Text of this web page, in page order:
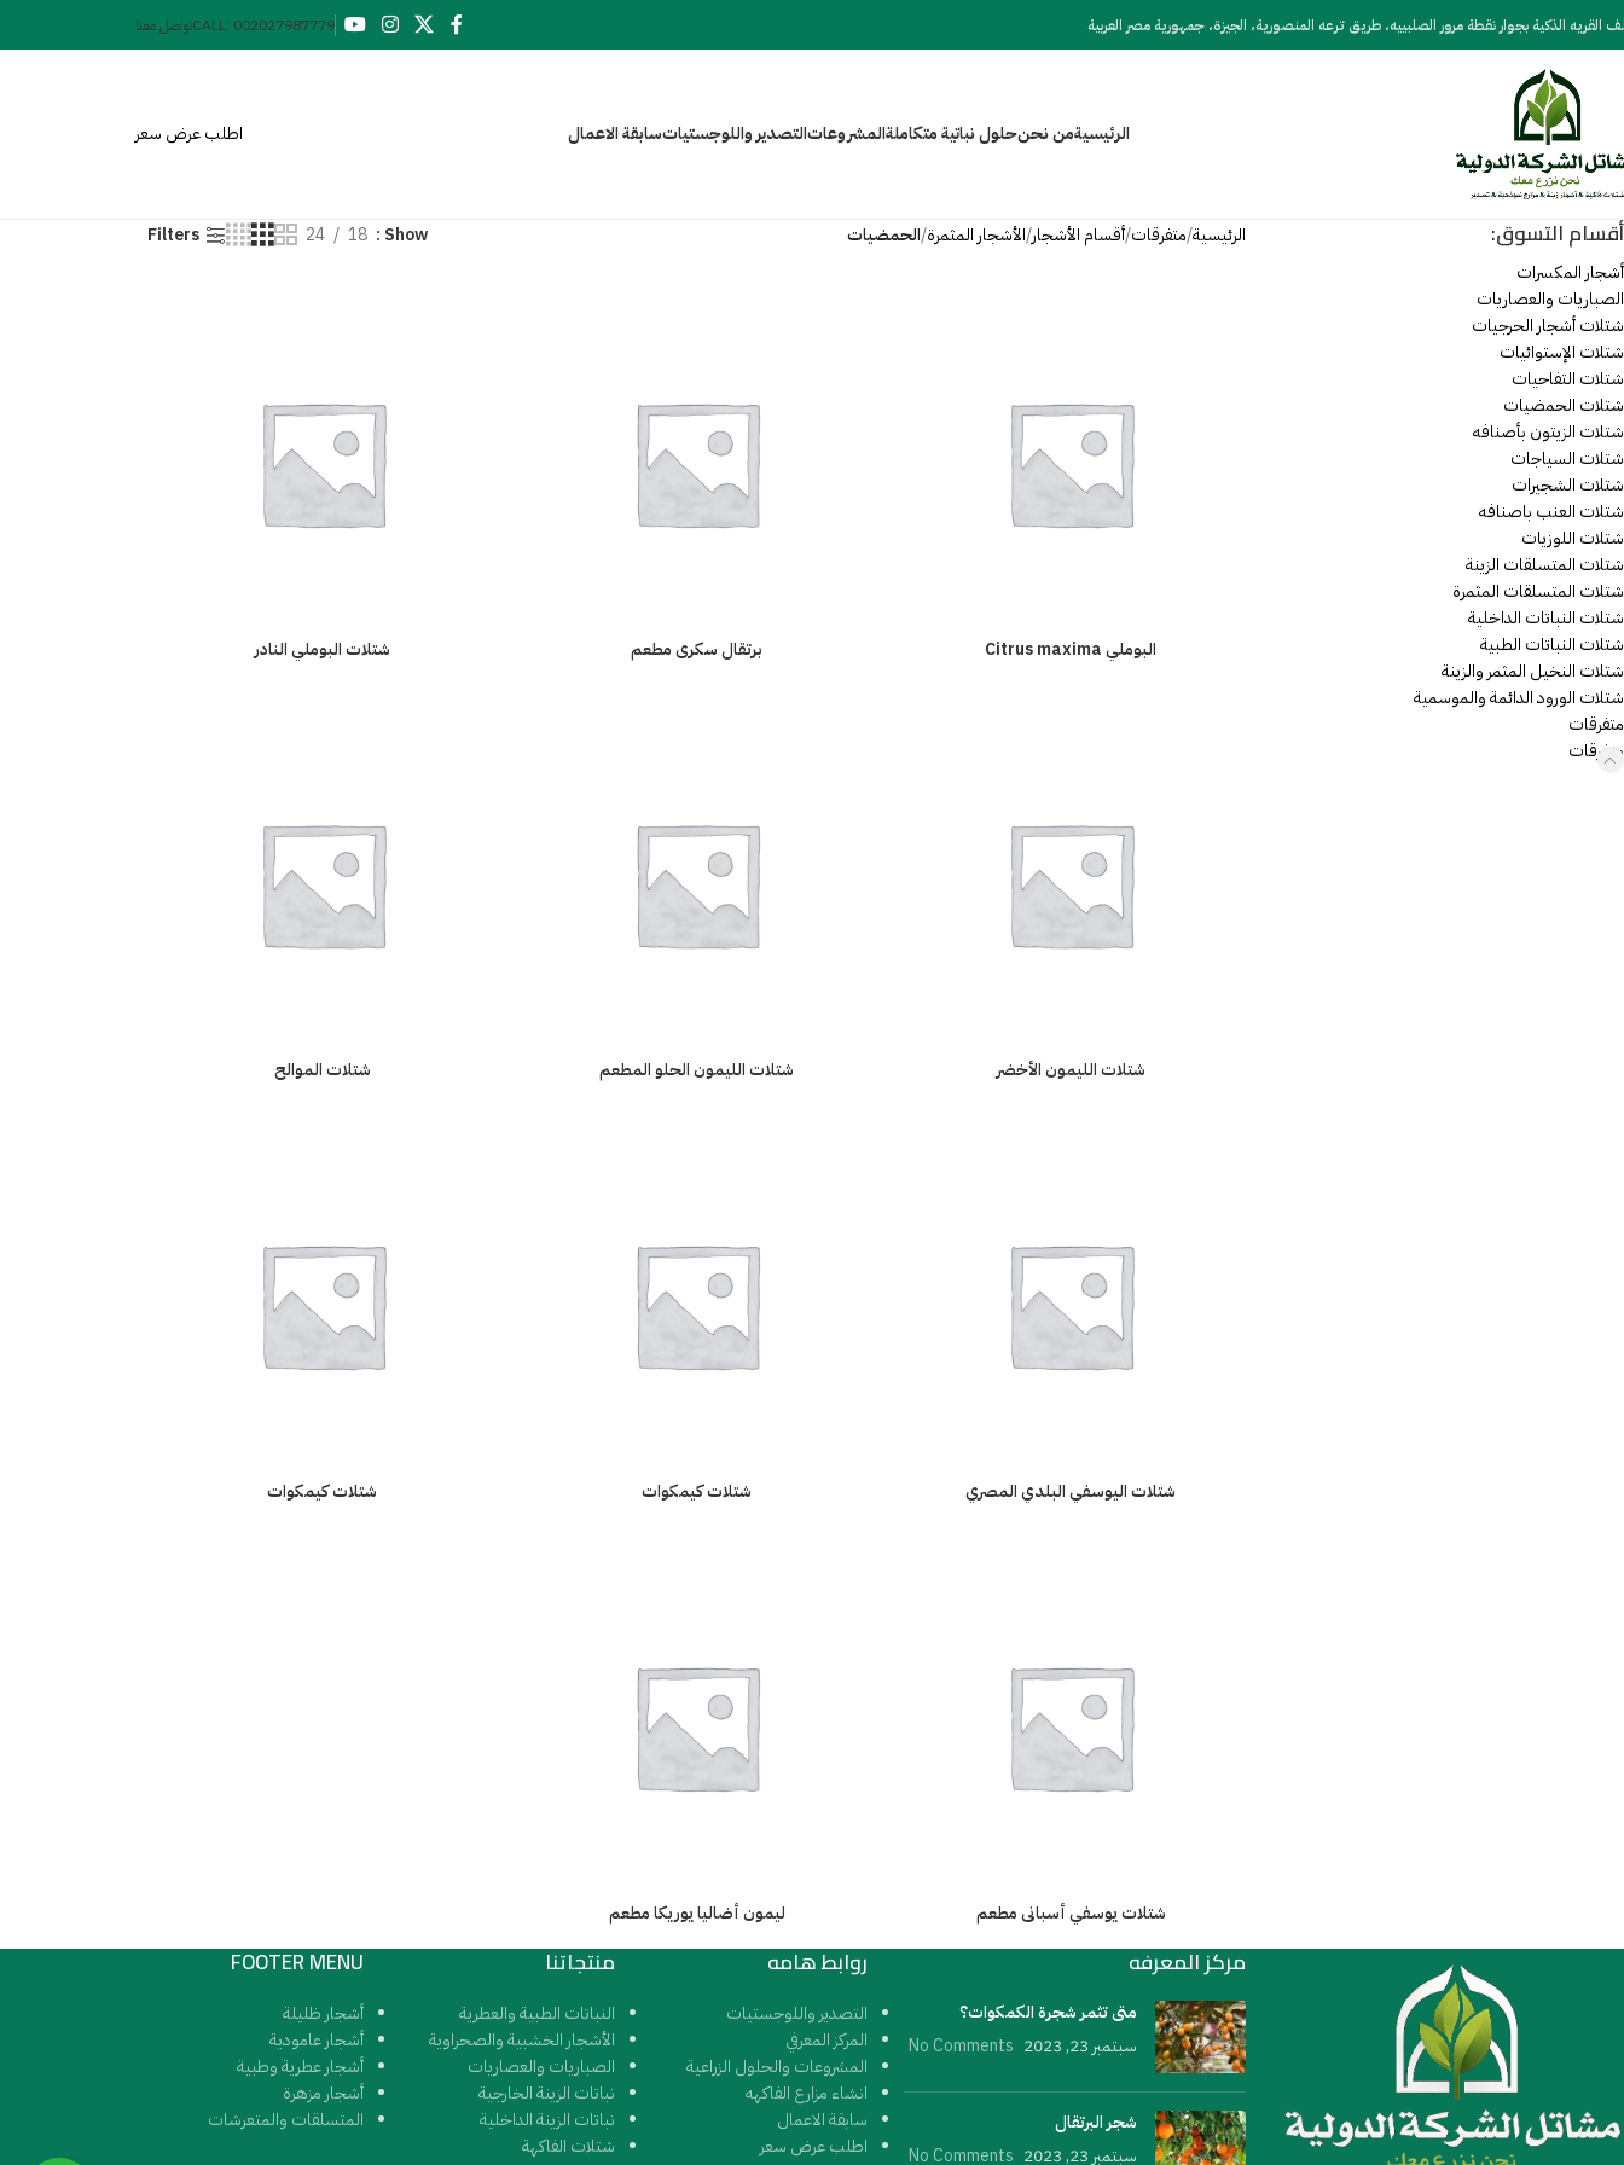
القريه الذكية بجوار نقطة مرور الصلبييه، طريق ترعه المنصورية، الجيزة، جمهورية مصر العربية CALL: 002027987779تواصل معنا
الرئيسيةمن نـحنحلول نباتية متكاملةالمشروعاتالتصدير واللوجستياتسابقة الاعمال اطلب عرض سعر
أقسام التسوق:
أشجار المكسرات
الصباريات والعصاريات
شتلات أشجار الحرجيات
شتلات الإستوائيات
شتلات التفاحيات
شتلات الحمضيات
شتلات الزيتون بأصنافه
شتلات السياجات
شتلات الشجيرات
شتلات العنب باصنافه
شتلات اللوزيات
شتلات المتسلقات الزينة
شتلات المتسلقات المثمرة
شتلات النباتات الداخلية
شتلات النباتات الطبية
شتلات النخيل المثمر والزينة
شتلات الورود الدائمة والموسمية
متفرقات
متفرقات
الرئيسية متفرقات أقسام الأشجار الأشجار المثمرة الحمضيات Show
18
24
Filters
البوملي Citrus maxima برتقال سكرى مطعم شتلات البوملي النادر
شتلات الليمون الأخضر شتلات الليمون الحلو المطعم شتلات الموالح
شتلات اليوسفي البلدي المصري شتلات كيمكوات شتلات كيمكوات
شتلات يوسفي أسبانى مطعم ليمون أضاليا يوريكا مطعم
مركز المعرفه
متى تثمر شجرة الكمكوات؟
سبتمبر 23, 2023
No Comments
شجر البرتقال
سبتمبر 23, 2023
No Comments
روابط هامه
التصدير واللوجستيات
المركز المعرفي
المشروعات والحلول الزراعية
انشاء مزارع الفاكهه
سابقة الاعمال
اطلب عرض سعر
منتجاتنا
النباتات الطبية والعطرية
الأشجار الخشبية والصحراوية
الصباريات والعصاريات
نباتات الزينة الخارجية
نباتات الزينة الداخلية
شتلات الفاكهة
FOOTER MENU
أشجار ظليلة
أشجار عامودية
أشجار عطرية وطبية
أشجار مزهرة
المتسلقات والمتعرشات